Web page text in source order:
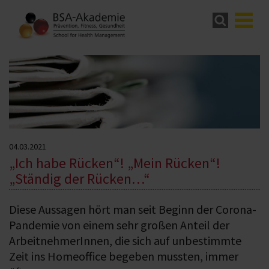
04.03.2021
„Ich habe Rücken“! „Mein Rücken“!
„Ständig der Rücken…“
Diese Aussagen hört man seit Beginn der Corona-
Pandemie von einem sehr großen Anteil der
ArbeitnehmerInnen, die sich auf unbestimmte
Zeit ins Homeoffice begeben mussten, immer